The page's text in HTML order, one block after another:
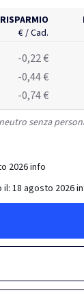
RISPARMIO
€ / Cad.
-0,22 €
-0,44 €
-0,74 €
senza
2026info
il:18 agosto 2026